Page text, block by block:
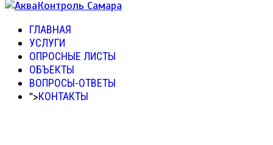
ГЛАВНАЯ
УСЛУГИ
ОПРОСНЫЕ ЛИСТЫ
ОБЪЕКТЫ
ВОПРОСЫ-ОТВЕТЫ
">КОНТАКТЫ